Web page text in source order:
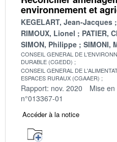
environnement et
KEGELART, Jean-Jacques
RIMOUX, Lionel
PATIER,
SIMON, Philippe
SIMONI,
CONSEIL GENERAL DE
DURABLE (CGEDD)
CONSEIL GENERAL DE
ESPACES RURAUX (CGAAER)
Rapport: nov. 2020 Mise en
n°013367-01
Accéder à la notice